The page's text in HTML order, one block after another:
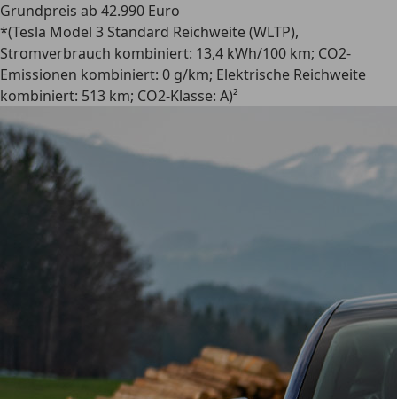
Grundpreis ab 42.990 Euro
*(Tesla Model 3 Standard Reichweite (WLTP),
Stromverbrauch kombiniert: 13,4 kWh/100 km; CO2-
Emissionen kombiniert: 0 g/km; Elektrische Reichweite
kombiniert: 513 km; CO2-Klasse: A)²